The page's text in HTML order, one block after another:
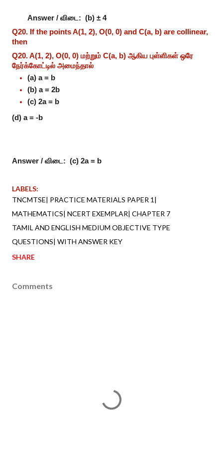
Answer / விடை: (b) ± 4
Q20. If the points A(1, 2), O(0, 0) and C(a, b) are collinear,
then
Q20. A(1, 2), O(0, 0) மற்றும் C(a, b) ஆகிய புள்ளிகள் ஒரே
நேர்க்கோட்டில் அமைந்தால்
(a) a = b
(b) a = 2b
(c) 2a = b
(d) a = -b
Answer / விடை: (c) 2a = b
LABELS:
TNCMTSE| PRACTICE MATERIALS PAPER 1|
MATHEMATICS| NCERT EXEMPLAR| CHAPTER 7
TAMIL AND ENGLISH MEDIUM OBJECTIVE TYPE
QUESTIONS| WITH ANSWER KEY
SHARE
Comments